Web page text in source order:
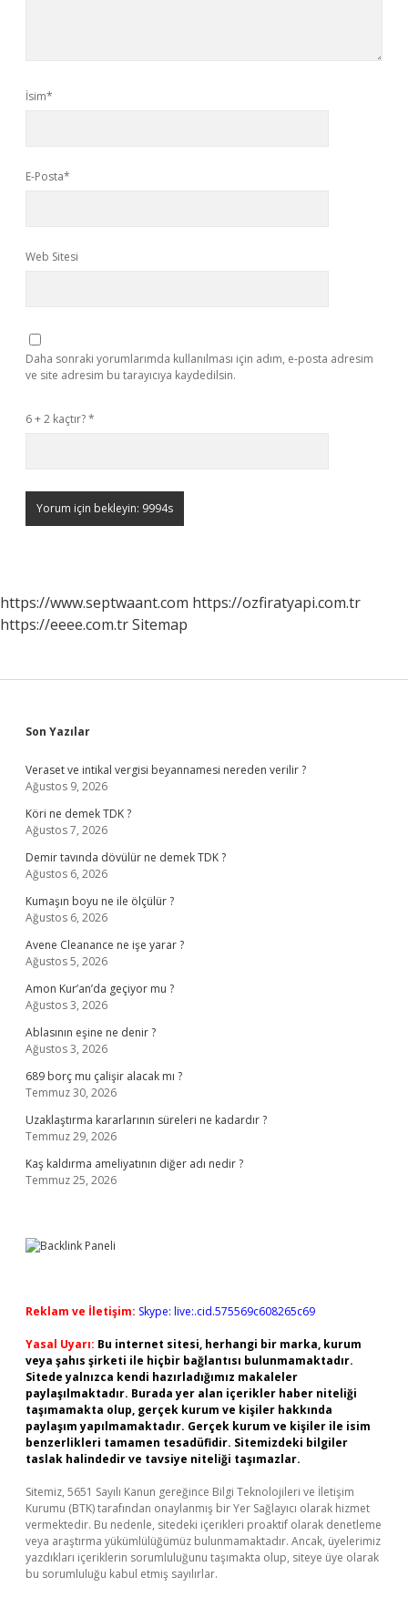
İsim*
E-Posta*
Web Sitesi
Daha sonraki yorumlarımda kullanılması için adım, e-posta adresim
ve site adresim bu tarayıcıya kaydedilsin.
6 + 2 kaçtır?*
https://www.septwaant.com https://ozfiratyapi.com.tr
https://eeee.com.trSitemap
Sidebar
Son Yazılar
Veraset ve intikal vergisi beyannamesi nereden verilir ?
Ağustos 9, 2026
Köri ne demek TDK ?
Ağustos 7, 2026
Demir tavında dövülür ne demek TDK ?
Ağustos 6, 2026
Kumaşın boyu ne ile ölçülür ?
Ağustos 6, 2026
Avene Cleanance ne işe yarar ?
Ağustos 5, 2026
Amon Kur’an’da geçiyor mu ?
Ağustos 3, 2026
Ablasının eşine ne denir ?
Ağustos 3, 2026
689 borç mu çalişir alacak mı ?
Temmuz 30, 2026
Uzaklaştırma kararlarının süreleri ne kadardır ?
Temmuz 29, 2026
Kaş kaldırma ameliyatının diğer adı nedir ?
Temmuz 25, 2026
Reklam ve İletişim: Skype: live:.cid.575569c608265c69
Yasal Uyarı: Bu internet sitesi, herhangi bir marka, kurum
veya şahıs şirketi ile hiçbir bağlantısı bulunmamaktadır.
Sitede yalnızca kendi hazırladığımız makaleler
paylaşılmaktadır. Burada yer alan içerikler haber niteliği
taşımamakta olup, gerçek kurum ve kişiler hakkında
paylaşım yapılmamaktadır. Gerçek kurum ve kişiler ile isim
benzerlikleri tamamen tesadüfidir. Sitemizdeki bilgiler
taslak halindedir ve tavsiye niteliği taşımazlar.
Sitemiz, 5651 Sayılı Kanun gereğince Bilgi Teknolojileri ve İletişim
Kurumu (BTK) tarafından onaylanmış bir Yer Sağlayıcı olarak hizmet
vermektedir. Bu nedenle, sitedeki içerikleri proaktif olarak denetleme
veya araştırma yükümlülüğümüz bulunmamaktadır. Ancak, üyelerimiz
yazdıkları içeriklerin sorumluluğunu taşımakta olup, siteye üye olarak
bu sorumluluğu kabul etmiş sayılırlar.